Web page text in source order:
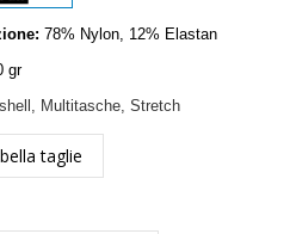
78% Nylon, 12% Elastan
gr
Multitasche, Stretch
taglie